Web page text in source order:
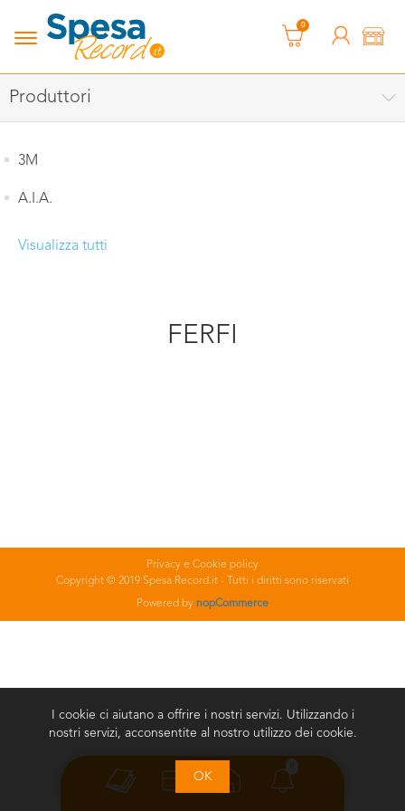
0
Produttori
3M
A.I.A.
Visualizza tutti
FERFI
Privacy e Cookie policy
Copyright © 2019 Spesa Record.it - Tutti i diritti sono riservati
Powered by nopCommerce
I cookie ci aiutano a offrire i nostri servizi. Utilizzando i
nostri servizi, acconsentite al nostro utilizzo dei cookie.
OK